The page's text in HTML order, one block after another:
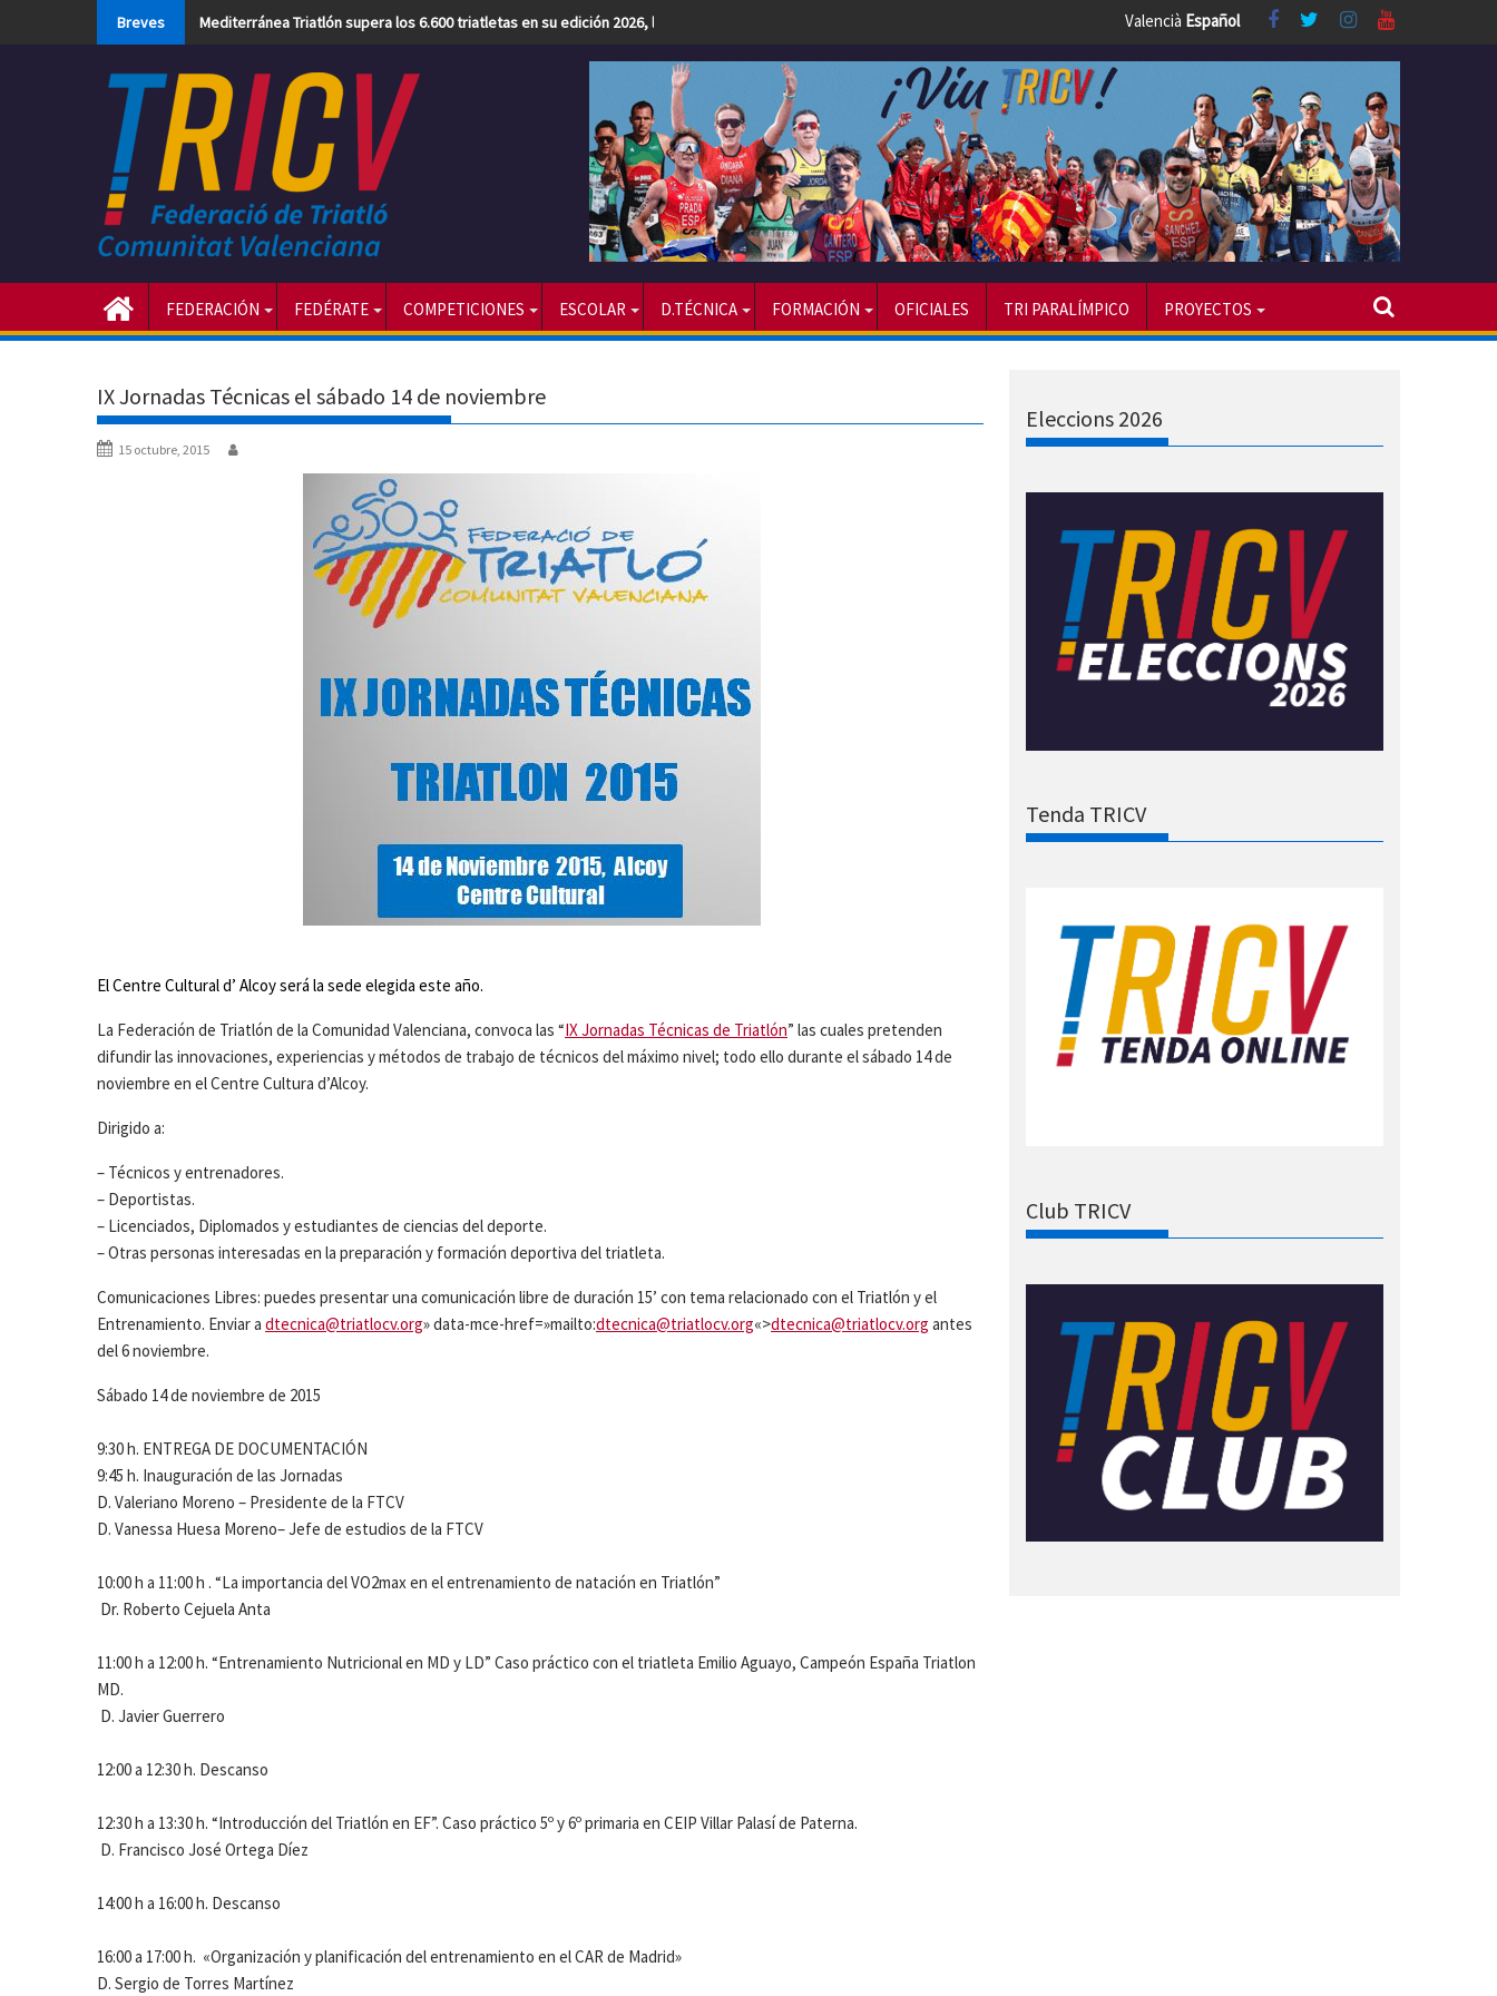
Breves Mediterránea Triatlón supera los 6.600 triatletas en su edición 2026, la más numerosa hasta la fecha Valencià Español
FEDERACIÓN FEDÉRATE COMPETICIONES ESCOLAR D.TÉCNICA FORMACIÓN OFICIALES TRI PARALÍMPICO PROYECTOS
IX Jornadas Técnicas el sábado 14 de noviembre
15 octubre, 2015
El Centre Cultural d’ Alcoy será la sede elegida este año.
La Federación de Triatlón de la Comunidad Valenciana, convoca las “IX Jornadas Técnicas de Triatlón” las cuales pretenden
difundir las innovaciones, experiencias y métodos de trabajo de técnicos del máximo nivel; todo ello durante el sábado 14 de
noviembre en el Centre Cultura d’Alcoy.
Dirigido a:
– Técnicos y entrenadores.
– Deportistas.
– Licenciados, Diplomados y estudiantes de ciencias del deporte.
– Otras personas interesadas en la preparación y formación deportiva del triatleta.
Comunicaciones Libres: puedes presentar una comunicación libre de duración 15’ con tema relacionado con el Triatlón y el
Entrenamiento. Enviar a dtecnica@triatlocv.org» data-mce-href=»mailto:dtecnica@triatlocv.org«>dtecnica@triatlocv.org antes
del 6 noviembre.
Sábado 14 de noviembre de 2015
9:30 h. ENTREGA DE DOCUMENTACIÓN
9:45 h. Inauguración de las Jornadas
D. Valeriano Moreno – Presidente de la FTCV
D. Vanessa Huesa Moreno– Jefe de estudios de la FTCV
10:00 h a 11:00 h . “La importancia del VO2max en el entrenamiento de natación en Triatlón”
Dr. Roberto Cejuela Anta
11:00 h a 12:00 h. “Entrenamiento Nutricional en MD y LD” Caso práctico con el triatleta Emilio Aguayo, Campeón España Triatlon
MD.
D. Javier Guerrero
12:00 a 12:30 h. Descanso
12:30 h a 13:30 h. “Introducción del Triatlón en EF”. Caso práctico 5º y 6º primaria en CEIP Villar Palasí de Paterna.
D. Francisco José Ortega Díez
14:00 h a 16:00 h. Descanso
16:00 a 17:00 h. «Organización y planificación del entrenamiento en el CAR de Madrid»
D. Sergio de Torres Martínez
Eleccions 2026
Tenda TRICV
Club TRICV